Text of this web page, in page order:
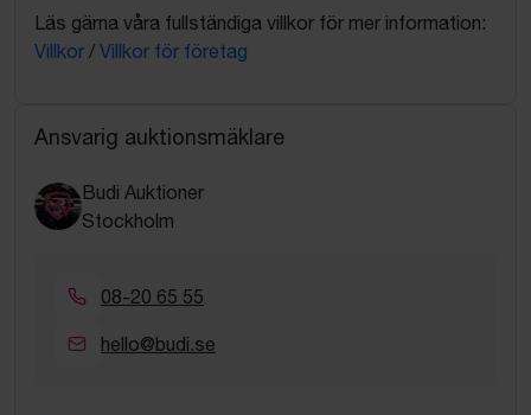
Läs gärna våra fullständiga villkor för mer information:
Villkor / Villkor för företag
Ansvarig auktionsmäklare
Budi Auktioner
Stockholm
08-20 65 55
hello@budi.se